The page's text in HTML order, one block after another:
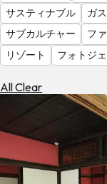
を
見
る
サスティナブル
ガ
サブカルチャー
フ
リゾート
フォトジ
All Clear